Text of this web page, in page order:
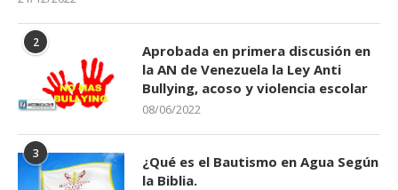
2
Aprobada en primera discusión en
la AN de Venezuela la Ley Anti
Bullying, acoso y violencia escolar
08/06/2022
3
¿Qué es el Bautismo en Agua Según
la Biblia.